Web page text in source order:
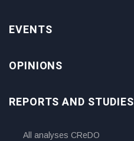
EVENTS
OPINIONS
REPORTS AND STUDIES
All analyses CReDO